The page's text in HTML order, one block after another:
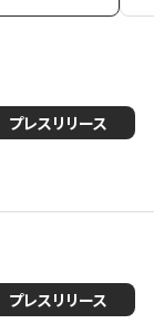
プレスリリース
プレスリリース